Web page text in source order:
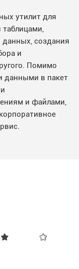
утилит для
таблицами,
данных, создания
и
Помимо
данными в пакет
и файлами,